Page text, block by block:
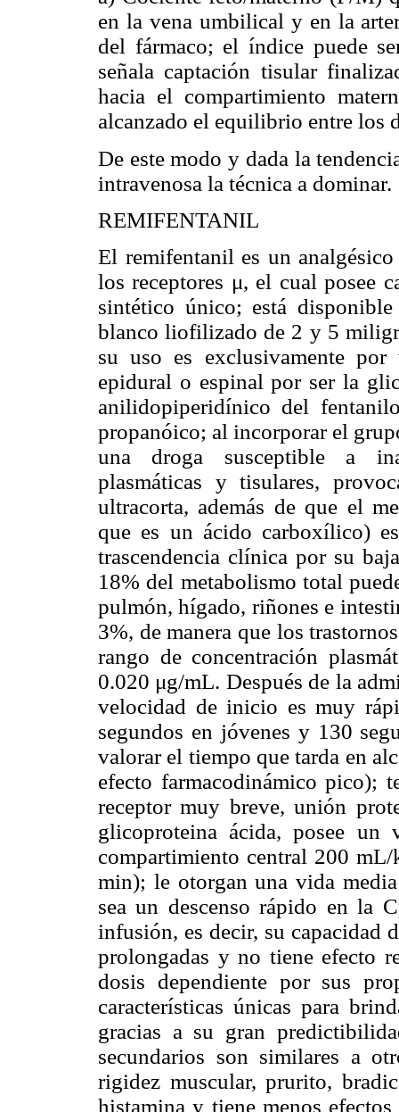
en la vena umbilical y en la
del fármaco; el índice puede
señala captación tisular
hacia el compartimiento
alcanzado el equilibrio entre los
De este modo y dada la
intravenosa la técnica a dominar.
REMIFENTANIL
El remifentanil es un
los receptores μ, el cual posee
sintético único; está
blanco liofilizado de 2 y 5
su uso es exclusivamente
epidural o espinal por ser la
anilidopiperidínico del
propanóico; al incorporar el
una droga susceptible a
plasmáticas y tisulares,
ultracorta, además de que el
que es un ácido carboxílico)
trascendencia clínica por su
18% del metabolismo total
pulmón, hígado, riñones e
3%, de manera que los
rango de concentración
0.020 μg/mL. Después de la
velocidad de inicio es muy
segundos en jóvenes y 130
valorar el tiempo que tarda en
efecto farmacodinámico pico);
receptor muy breve, unión
glicoproteina ácida, posee
compartimiento central 200
min); le otorgan una vida
sea un descenso rápido en la
infusión, es decir, su capacidad
prolongadas y no tiene efecto
dosis dependiente por sus
características únicas para
gracias a su gran
secundarios son similares a
rigidez muscular, prurito,
histamina y tiene menos